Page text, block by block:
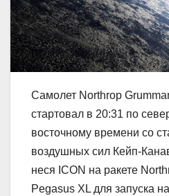
Самолет Northrop
стартовал в 20:31 по
восточному времени со
воздушных сил Кейп-
неся ICON на ракете
Pegasus XL для запуска